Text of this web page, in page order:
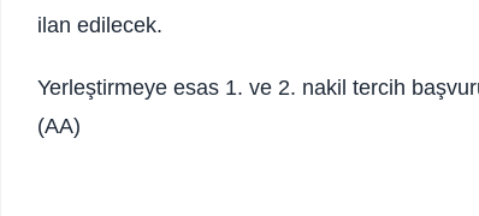
ilan edilecek.
Yerleştirmeye esas 1. ve 2. nakil tercih
(AA)